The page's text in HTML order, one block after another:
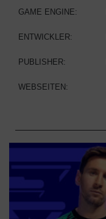
GAME ENGINE:
ENTWICKLER:
PUBLISHER:
WEBSEITEN: